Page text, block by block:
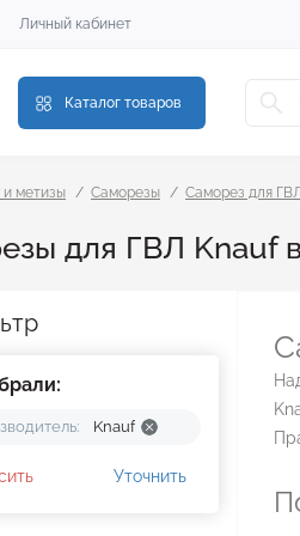
Личный кабинет
Каталог товаров
метизы Саморезы Саморез для ГВЛ
для ГВЛ Knauf
Knauf
Уточнить